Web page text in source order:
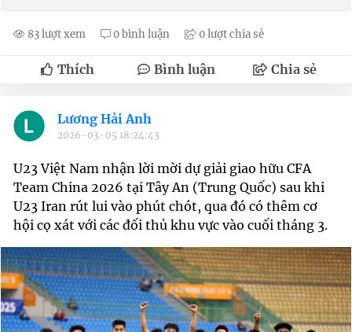
83 lượt xem 0 bình luận 0 lượt chia sẻ
Thích Bình luận Chia sẻ
Lương Hải Anh
2026-03-05 18:24:43
U23 Việt Nam nhận lời mời dự giải giao hữu CFA
Team China 2026 tại Tây An (Trung Quốc) sau khi
U23 Iran rút lui vào phút chót, qua đó có thêm cơ
hội cọ xát với các đối thủ khu vực vào cuối tháng 3.